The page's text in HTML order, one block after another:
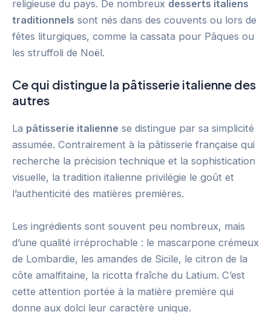
religieuse du pays. De nombreux desserts italiens
traditionnels sont nés dans des couvents ou lors de
fêtes liturgiques, comme la cassata pour Pâques ou
les struffoli de Noël.
Ce qui distingue la pâtisserie italienne des
autres
La pâtisserie italienne se distingue par sa simplicité
assumée. Contrairement à la pâtisserie française qui
recherche la précision technique et la sophistication
visuelle, la tradition italienne privilégie le goût et
l’authenticité des matières premières.
Les ingrédients sont souvent peu nombreux, mais
d’une qualité irréprochable : le mascarpone crémeux
de Lombardie, les amandes de Sicile, le citron de la
côte amalfitaine, la ricotta fraîche du Latium. C’est
cette attention portée à la matière première qui
donne aux dolci leur caractère unique.